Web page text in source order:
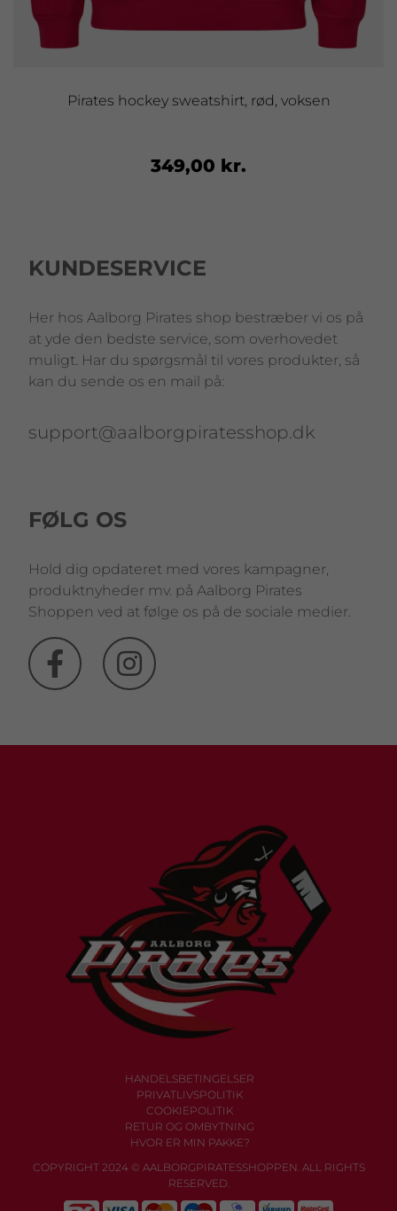
Pirates hockey sweatshirt, rød, voksen
349,00 kr.
KUNDESERVICE
Her hos Aalborg Pirates shop bestræber vi os på
at yde den bedste service, som overhovedet
muligt. Har du spørgsmål til vores produkter, så
kan du sende os en mail på:
support@aalborgpiratesshop.dk
FØLG OS
Hold dig opdateret med vores kampagner,
produktnyheder mv. på Aalborg Pirates
Shoppen ved at følge os på de sociale medier.
HANDELSBETINGELSER
PRIVATLIVSPOLITIK
COOKIEPOLITIK
RETUR OG OMBYTNING
HVOR ER MIN PAKKE?
COPYRIGHT 2024 © AALBORGPIRATESSHOPPEN. ALL RIGHTS
RESERVED.